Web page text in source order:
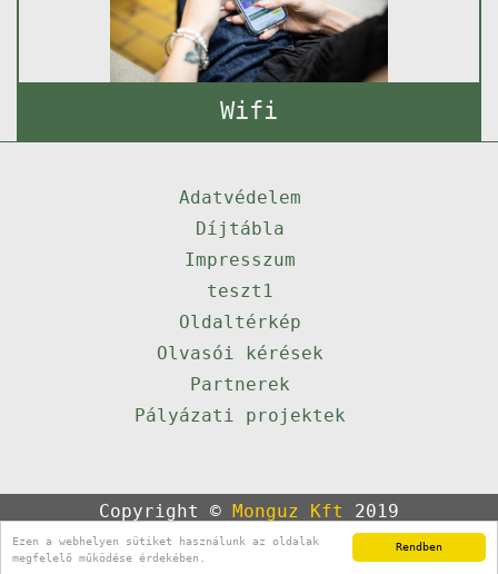
Rendben
Ezen a webhelyen sütiket használunk az oldalak
megfelelő működése érdekében.
Wifi
Adatvédelem
Díjtábla
Impresszum
teszt1
Oldaltérkép
Olvasói kérések
Partnerek
Pályázati projektek
Copyright © Monguz Kft
2019
Powered byQulto